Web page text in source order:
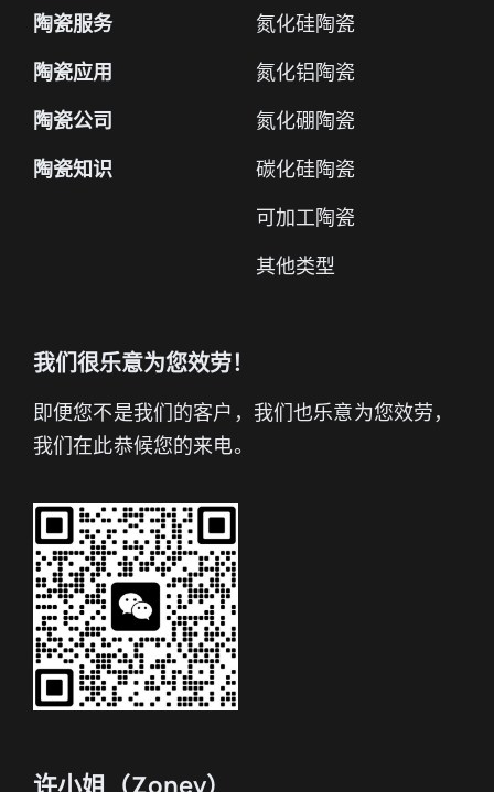
陶瓷服务
陶瓷应用
陶瓷公司
陶瓷知识
氮化硅陶瓷
氮化铝陶瓷
氮化硼陶瓷
碳化硅陶瓷
可加工陶瓷
其他类型
我们很乐意为您效劳！
即便您不是我们的客户，我们也乐意为您效劳，
我们在此恭候您的来电。